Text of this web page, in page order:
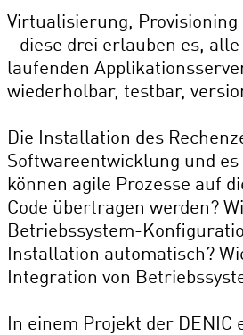
Virtualisierung,
- diese drei erlauben es,
laufenden
wiederholbar, testbar,
Die Installation des
Softwareentwicklung und
können agile Prozesse auf
Code übertragen werden?
Betriebssystem-
Installation automatisch?
Integration von
In einem Projekt der DENIC